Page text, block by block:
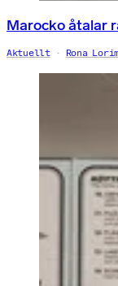
Marocko åtalar
Aktuellt Rona